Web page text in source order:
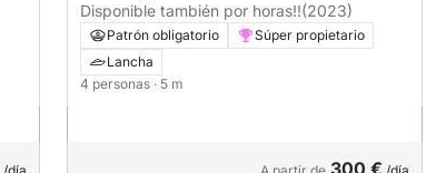
Disponible también por horas!!(2023)
Patrón obligatorio
Súper propietario
Lancha
4 personas · 5 m